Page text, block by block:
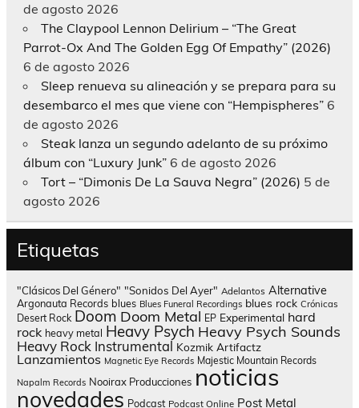
de agosto 2026
The Claypool Lennon Delirium – “The Great
Parrot-Ox And The Golden Egg Of Empathy” (2026)
6 de agosto 2026
Sleep renueva su alineación y se prepara para su
desembarco el mes que viene con “Hempispheres” 6
de agosto 2026
Steak lanza un segundo adelanto de su próximo
álbum con “Luxury Junk” 6 de agosto 2026
Tort – “Dimonis De La Sauva Negra” (2026) 5 de
agosto 2026
Etiquetas
"Clásicos Del Género" "Sonidos Del Ayer" Adelantos Alternative
Argonauta Records blues Blues Funeral Recordings blues rock Crónicas
Desert Rock Doom Doom Metal EP Experimental hard
rock heavy metal Heavy Psych Heavy Psych Sounds
Heavy Rock Instrumental Kozmik Artifactz
Lanzamientos Magnetic Eye Records Majestic Mountain Records
Napalm Records Nooirax Producciones noticias
novedades Podcast Podcast Online Post Metal